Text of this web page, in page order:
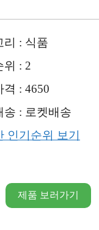
리 : 식품
위 : 2
격 : 4650
송 : 로켓배송
인기순위 보기
제품 보러가기